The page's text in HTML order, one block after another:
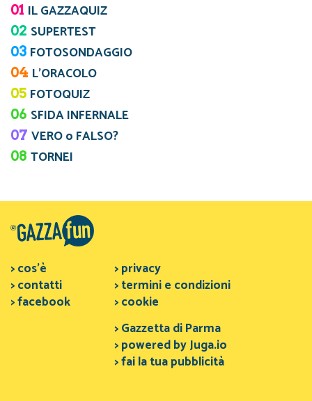
01 IL GAZZAQUIZ
02 SUPERTEST
03 FOTOSONDAGGIO
04 L’ORACOLO
05 FOTOQUIZ
06 SFIDA INFERNALE
07 VERO o FALSO?
08 TORNEI
> cos'è
> contatti
> facebook
> privacy
> termini e condizioni
> cookie
> Gazzetta di Parma
> powered by Juga.io
> fai la tua pubblicità